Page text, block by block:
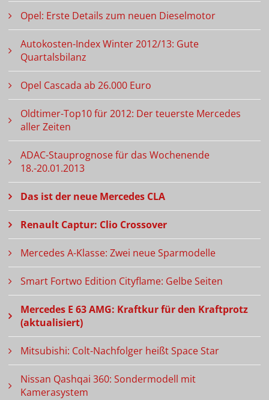
Opel: Erste Details zum neuen Dieselmotor
Autokosten-Index Winter 2012/13: Gute
Quartalsbilanz
Opel Cascada ab 26.000 Euro
Oldtimer-Top10 für 2012: Der teuerste Mercedes
aller Zeiten
ADAC-Stauprognose für das Wochenende
18.-20.01.2013
Das ist der neue Mercedes CLA
Renault Captur: Clio Crossover
Mercedes A-Klasse: Zwei neue Sparmodelle
Smart Fortwo Edition Cityflame: Gelbe Seiten
Mercedes E 63 AMG: Kraftkur für den Kraftprotz
(aktualisiert)
Mitsubishi: Colt-Nachfolger heißt Space Star
Nissan Qashqai 360: Sondermodell mit
Kamerasystem